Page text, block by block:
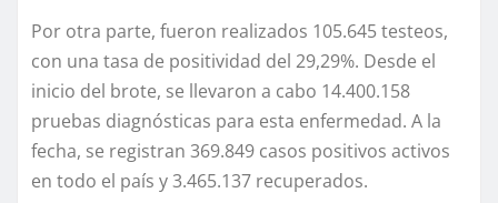
Por otra parte, fueron realizados 105.645 testeos,
con una tasa de positividad del 29,29%. Desde el
inicio del brote, se llevaron a cabo 14.400.158
pruebas diagnósticas para esta enfermedad. A la
fecha, se registran 369.849 casos positivos activos
en todo el país y 3.465.137 recuperados.